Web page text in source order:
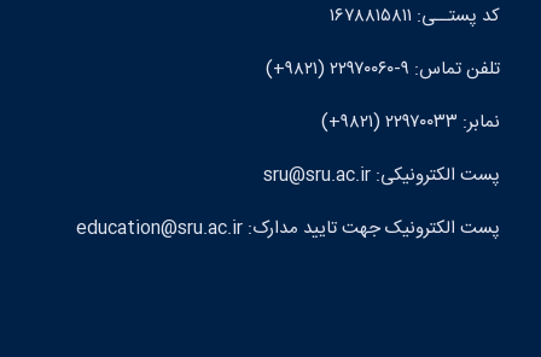
کد پستــی: ۱۶۷۸۸۱۵۸۱۱
تلفن تماس: ۹-۲۲۹۷۰۰۶۰ (۹۸۲۱+)
نمابر: ۲۲۹۷۰۰۳۳ (۹۸۲۱+)
پست الکترونيکی: sru@sru.ac.ir
پست الکترونيک جهت تایید مدارک: education@sru.ac.ir